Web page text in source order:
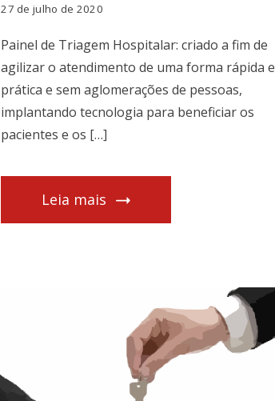
27 de julho de 2020
Painel de Triagem Hospitalar: criado a fim de
agilizar o atendimento de uma forma rápida e
prática e sem aglomerações de pessoas,
implantando tecnologia para beneficiar os
pacientes e os […]
Leia mais